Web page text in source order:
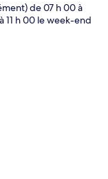
de 07 h 00 à
11 h 00 le week-end